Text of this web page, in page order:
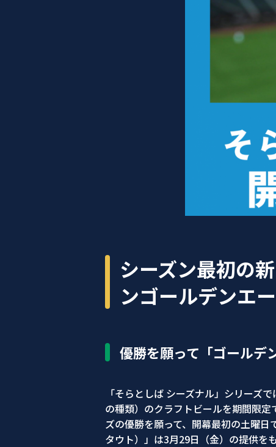
シーズン最初の
ンゴールデンエ
優勝を願って「ゴールデ
「そらとしば シーズナル」シリーズ
の種類）のクラフトビールを期間限
ズの優勝を願って、開幕最初の土曜
タウト）」は3月29日（金）の提供を